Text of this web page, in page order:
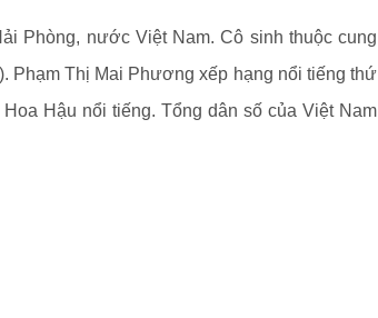
Phòng, nước Việt Nam. Cô sinh thuộc cung
Phạm Thị Mai Phương xếp hạng nổi tiếng thứ
Hậu nổi tiếng. Tổng dân số của Việt Nam